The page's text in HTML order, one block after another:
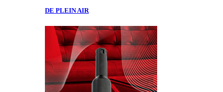
DE PLEIN AIR